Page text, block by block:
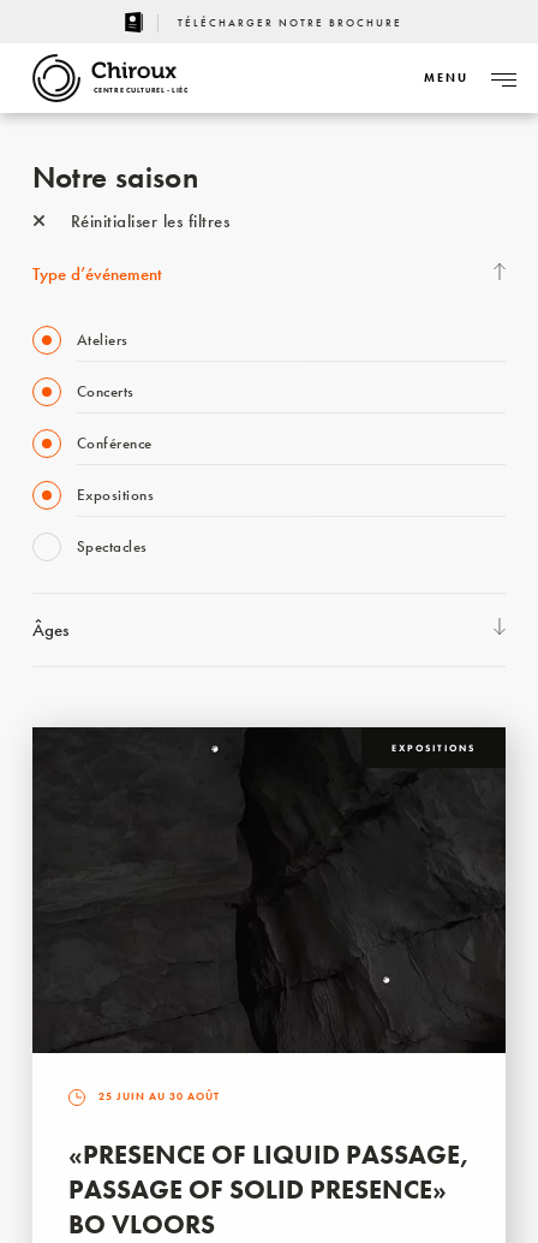
TÉLÉCHARGER NOTRE BROCHURE
CENTRE CULTUREL - LIÈGE
MENU
Notre saison
Réinitialiser les filtres
Type d’événement
Ateliers
Concerts
Conférence
Expositions
Spectacles
Âges
EXPOSITIONS
25 JUIN AU 30 AOÛT
«PRESENCE OF LIQUID PASSAGE,
PASSAGE OF SOLID PRESENCE»
BO VLOORS